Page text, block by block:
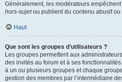
Généralement, les modérateurs
hors-sujetou publient du contenu abusif ou
Haut
Que sont les groupes d’utilisateurs ?
Les groupes permettent aux
des invités au forum et à ses
à un ou plusieurs groupes et chaque
gestion des membres par l’intermédiaire